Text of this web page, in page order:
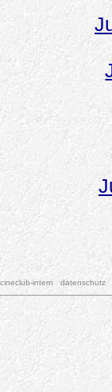
cineclub-intern datenschutz